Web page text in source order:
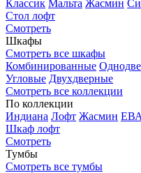
Классик Мальта Жасмин
Стол лофт
Смотреть
Шкафы
Смотреть все шкафы
Комбинированные
Угловые Двухдверные
Смотреть все коллекции
По коллекции
Индиана Лофт Жасмин ЕВА
Шкаф лофт
Смотреть
Тумбы
Смотреть все тумбы